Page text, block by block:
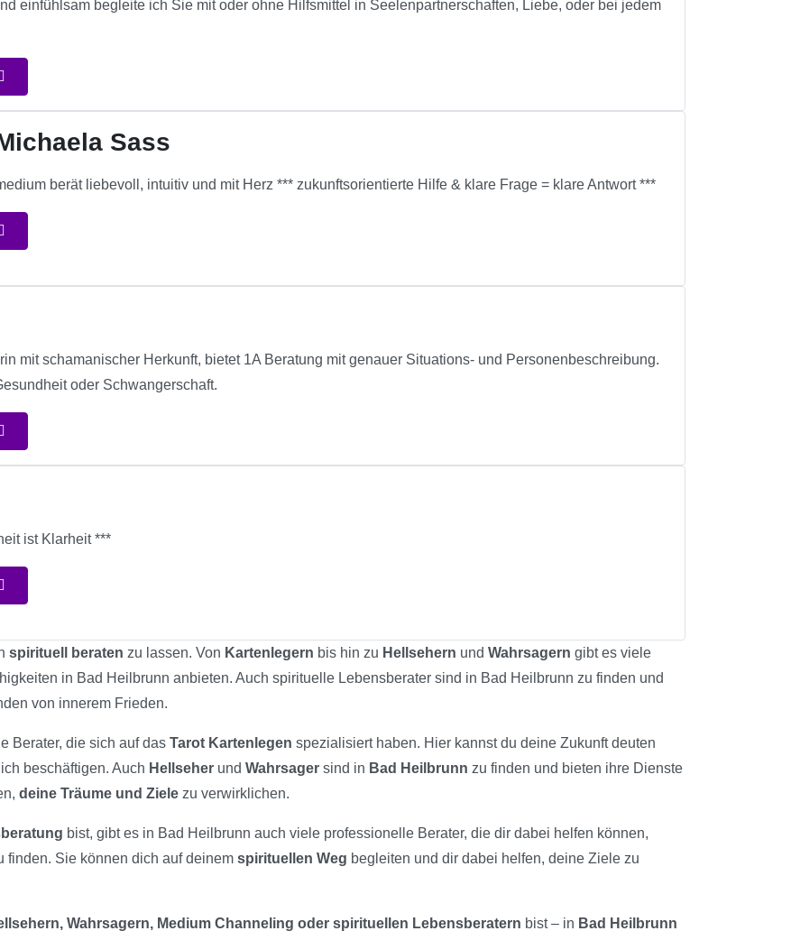
einfühlsam begleite ich Sie mit oder ohne Hilfsmittel in Seelenpartnerschaften, Liebe, oder bei jedem
Sass
berät liebevoll, intuitiv und mit Herz *** zukunftsorientierte Hilfe & klare Frage = klare Antwort ***
mit schamanischer Herkunft, bietet 1A Beratung mit genauer Situations- und Personenbeschreibung.
oder Schwangerschaft.
ist Klarheit ***
spirituell beraten zu lassen. Von Kartenlegern bis hin zu Hellsehern und Wahrsagern gibt es viele
in Bad Heilbrunn anbieten. Auch spirituelle Lebensberater sind in Bad Heilbrunn zu finden und
von innerem Frieden.
Berater, die sich auf das Tarot Kartenlegen spezialisiert haben. Hier kannst du deine Zukunft deuten
beschäftigen. Auch Hellseher und Wahrsager sind in Bad Heilbrunn zu finden und bieten ihre Dienste
deine Träume und Ziele zu verwirklichen.
bist, gibt es in Bad Heilbrunn auch viele professionelle Berater, die dir dabei helfen können,
finden. Sie können dich auf deinem spirituellen Weg begleiten und dir dabei helfen, deine Ziele zu
Wahrsagern, Medium Channeling oder spirituellen Lebensberatern bist – in Bad Heilbrunn